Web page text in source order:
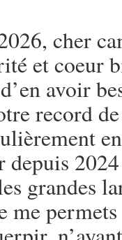
cher
et coeur
avoir
record
depuis
grandes
me